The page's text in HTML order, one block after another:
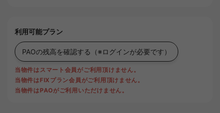
利用可能プラン
PAOの残高を確認する （※ログインが必要です）
当物件はスマート会員がご利用頂けません。
当物件はFIXプラン会員がご利用頂けません。
当物件はPAOがご利用いただけません。